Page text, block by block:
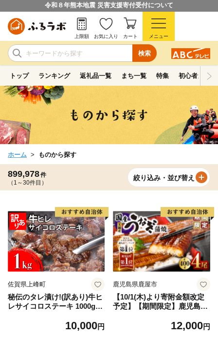
令和８年熊本地震 災害支援寄付受付について
検索
上限額 お気に入り カート メニュー
トップ ランキング 返礼品一覧 まち一覧 特集 初心者ガイド
ホーム ものから探す
899,978件
（1～30件目）
絞り込み・並び替え
佐賀県上峰町
秘伝のタレ漬け!(訳あり)牛ヒ
レサイコロステーキ 1000g
10,000円
鹿児島県鹿屋市
【10/1(木)より寄附金額改定
予定】【期間限定】鹿児島県
12,000円